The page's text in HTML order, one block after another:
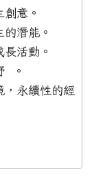
意。
潛能。
活動。
。
，永續性的經